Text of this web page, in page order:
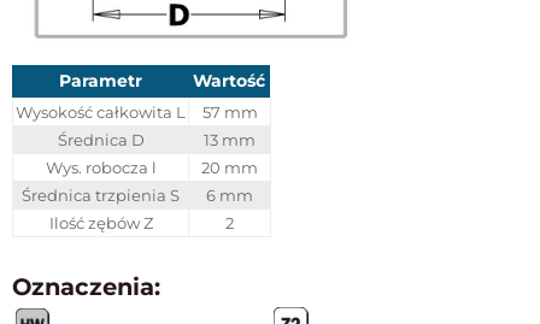
Parametr Wartość
Wysokość całkowita L
57 mm
Średnica D
13 mm
Wys. robocza l
20 mm
Średnica trzpienia S
6 mm
Ilość zębów Z
2
Oznaczenia: